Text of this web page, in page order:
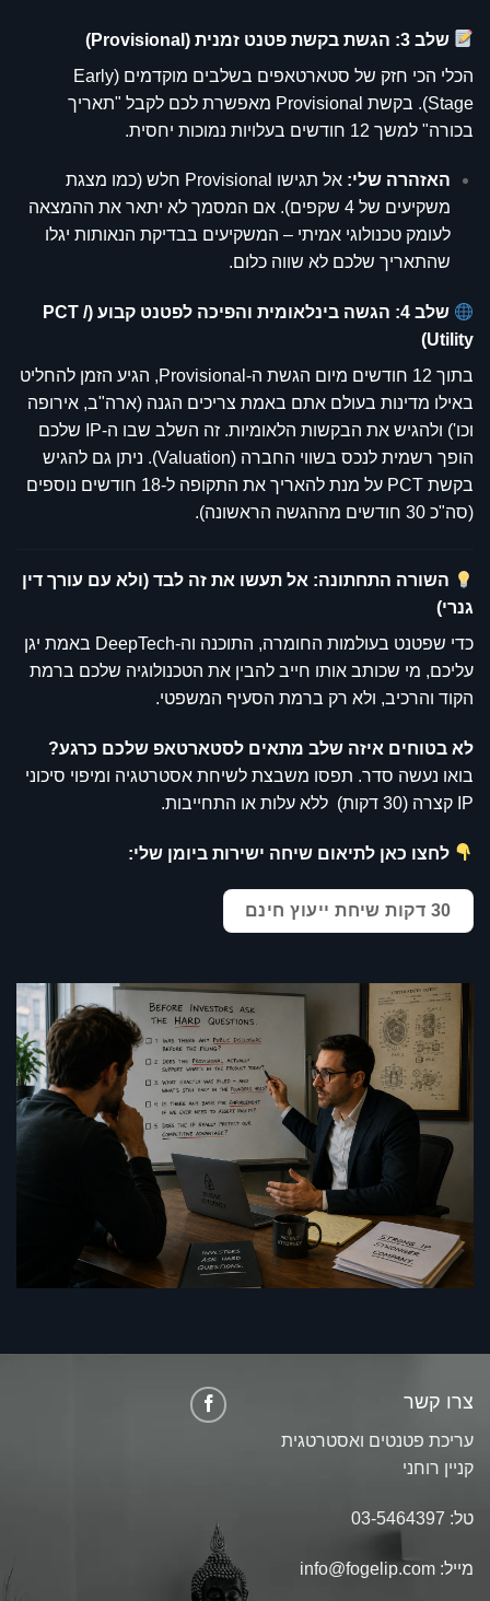
שלב 3: הגשת בקשת פטנט זמנית (Provisional)
הכלי הכי חזק של סטארטאפים בשלבים מוקדמים (Early
Stage). בקשת Provisional מאפשרת לכם לקבל "תאריך
בכורה" למשך 12 חודשים בעלויות נמוכות יחסית.
האזהרה שלי:
אל תגישו Provisional חלש (כמו מצגת
משקיעים של 4 שקפים). אם המסמך לא יתאר את ההמצאה
לעומק טכנולוגי אמיתי – המשקיעים בבדיקת הנאותות יגלו
שהתאריך שלכם לא שווה כלום.
שלב 4: הגשה בינלאומית והפיכה לפטנט קבוע (PCT /
Utility)
בתוך 12 חודשים מיום הגשת ה-Provisional, הגיע הזמן להחליט
באילו מדינות בעולם אתם באמת צריכים הגנה (ארה"ב, אירופה
וכו') ולהגיש את הבקשות הלאומיות. זה השלב שבו ה-IP שלכם
הופך רשמית לנכס בשווי החברה (Valuation). ניתן גם להגיש
בקשת PCT על מנת להאריך את התקופה ל-18 חודשים נוספים
(סה"כ 30 חודשים מההגשה הראשונה).
השורה התחתונה: אל תעשו את זה לבד (ולא עם עורך דין
גנרי)
כדי שפטנט בעולמות החומרה, התוכנה וה-DeepTech באמת יגן
עליכם, מי שכותב אותו חייב להבין את הטכנולוגיה שלכם ברמת
הקוד והרכיב, ולא רק ברמת הסעיף המשפטי.
לא בטוחים איזה שלב מתאים לסטארטאפ שלכם כרגע?
בואו נעשה סדר. תפסו משבצת לשיחת אסטרטגיה ומיפוי סיכוני
IP קצרה (30 דקות) ללא עלות או התחייבות.
לחצו כאן לתיאום שיחה ישירות ביומן שלי:
30 דקות שיחת ייעוץ חינם
צרו קשר
עריכת פטנטים ואסטרטגית
קניין רוחני
טל: 03-5464397
מייל: info@fogelip.com